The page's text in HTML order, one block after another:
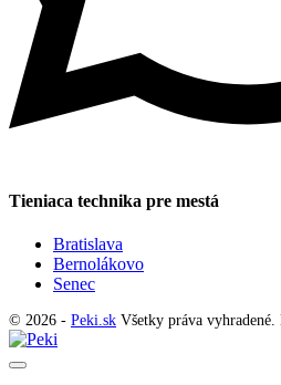
Tieniaca technika pre mestá
Bratislava
Bernolákovo
Senec
© 2026 - Peki.sk Všetky práva vyhradené.